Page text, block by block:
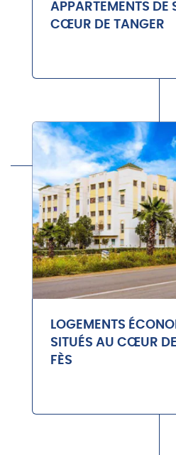
APPARTEMENTS DE
CŒUR DE TANGER
LOGEMENTS
SITUÉS AU CŒUR
FÈS